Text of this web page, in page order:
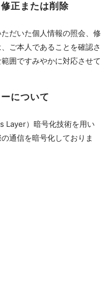
正または削除
だいた個人情報の照会、修
ご本人であることを確認さ
囲ですみやかに対応させて
について
Layer）暗号化技術を用い
通信を暗号化しておりま